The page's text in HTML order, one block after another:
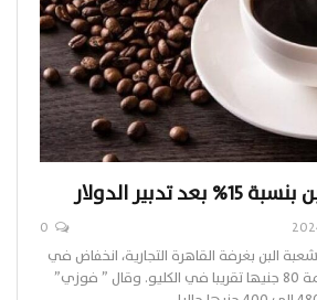
الدولار
البن بغرفة القاهرة التجارية، انخفاض في
اسعار البن بنسبة 15 بقيمة 80 جنيها تقريبا في الكليو. وقال ” فوزي”